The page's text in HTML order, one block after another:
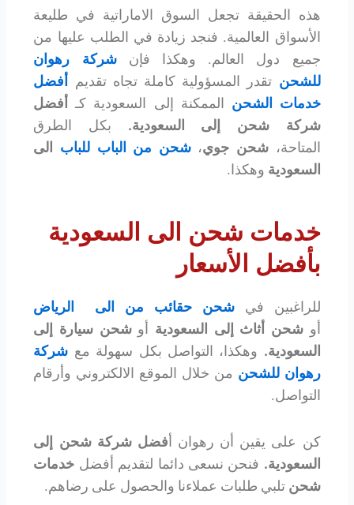
هذه الحقيقة تجعل السوق الاماراتية في طليعة
الأسواق العالمية. فنجد زيادة في الطلب عليها من
جميع دول العالم. وهكذا فإنشركة رهوان
للشحن تقدر المسؤولية كاملة تجاه تقديم أفضل
خدمات الشحن الممكنة إلى السعودية كـ أفضل
شركة شحن إلى السعودية. بكل الطرق
المتاحة،شحن جوي،شحن من الباب للباب الى
السعودية وهكذا.
خدمات شحن الى السعودية
بأفضل الأسعار
للراغبين فيشحن حقائب من الى الرياض
أوشحن أثاث إلى السعودية أوشحن سيارة إلى
السعودية. وهكذا، التواصل بكل سهولة مع شركة
رهوان للشحن من خلال الموقع الالكتروني وأرقام
التواصل.
كن على يقين أن رهوان أفضل شركة شحن إلى
السعودية. فنحن نسعى دائما لتقديم أفضل خدمات
شحن تلبي طلبات عملاءنا والحصول على رضاهم.